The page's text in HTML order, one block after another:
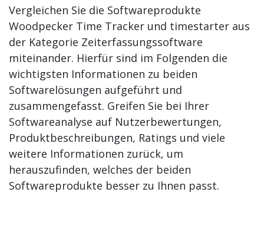
Vergleichen Sie die Softwareprodukte
Woodpecker Time Tracker und timestarter aus
der Kategorie Zeiterfassungssoftware
miteinander. Hierfür sind im Folgenden die
wichtigsten Informationen zu beiden
Softwarelösungen aufgeführt und
zusammengefasst. Greifen Sie bei Ihrer
Softwareanalyse auf Nutzerbewertungen,
Produktbeschreibungen, Ratings und viele
weitere Informationen zurück, um
herauszufinden, welches der beiden
Softwareprodukte besser zu Ihnen passt.